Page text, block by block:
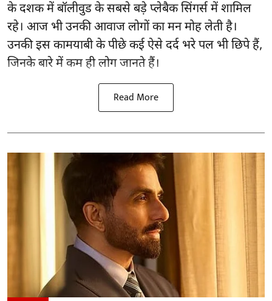
के दशक में बॉलीवुड के सबसे बड़े प्लेबैक सिंगर्स में शामिल
रहे। आज भी उनकी आवाज लोगों का मन मोह लेती है।
उनकी इस कामयाबी के पीछे कई ऐसे दर्द भरे पल भी छिपे हैं,
जिनके बारे में कम ही लोग जानते हैं।
Read More